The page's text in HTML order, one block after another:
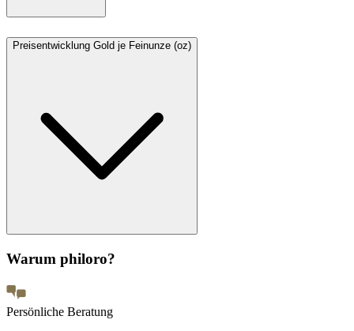
Preisentwicklung Gold je Feinunze (oz)
Warum philoro?
Persönliche Beratung